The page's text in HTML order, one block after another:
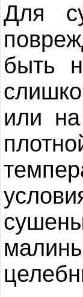
Для
быть
или на